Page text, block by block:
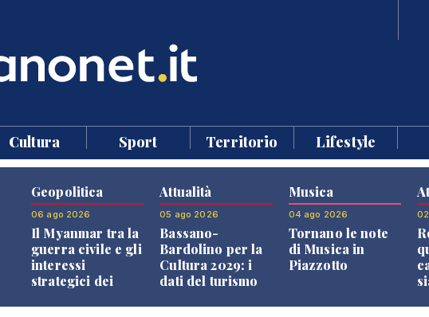
Cultura Sport Territorio Lifestyle
Geopolitica
06 ago 2026
Il Myanmar tra la
guerra civile e gli
interessi
strategici dei
Attualità
05 ago 2026
Bassano-
Bardolino per la
Cultura 2029: i
dati del turismo
Musica
04 ago 2026
Tornano le note
di Musica in
Piazzotto